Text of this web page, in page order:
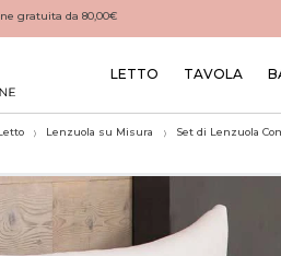
gratuita da 80,00€
LETTO TAVOLA
Lenzuola su Misura Set di Lenzuola